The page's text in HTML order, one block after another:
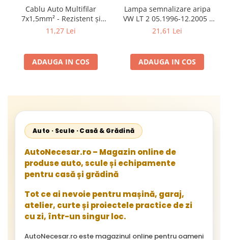
Cablu Auto Multifilar
7x1,5mm² - Rezistent și
Flexibil pentru Remorci 12V-
11,27 Lei
ADAUGA IN COS
Lampa semnalizare aripa
VW LT 2 05.1996-12.2005 ;
Mercedes Sprinter 1995-
Neoplan Euroliner,
Starliner,Centroliner,
21,61 Lei
ADAUGA IN COS
Auto · Scule · Casă & Grădină
AutoNecesar.ro – Magazin online de
produse auto, scule și echipamente
pentru casă și grădină
Tot ce ai nevoie pentru mașină, garaj,
atelier, curte și proiectele practice de zi
cu zi, într-un singur loc.
AutoNecesar.ro este magazinul online pentru oameni